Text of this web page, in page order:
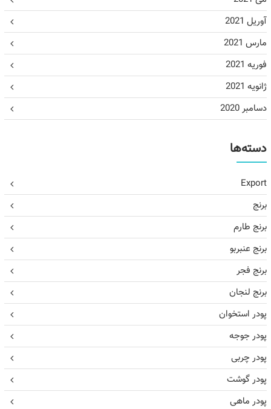
آوریل 2021
مارس 2021
فوریه 2021
ژانویه 2021
دسامبر 2020
دسته‌ها
Export
برنج
برنج طارم
برنج عنبربو
برنج فجر
برنج لنجان
پودر استخوان
پودر جوجه
پودر چربی
پودر گوشت
پودر ماهی